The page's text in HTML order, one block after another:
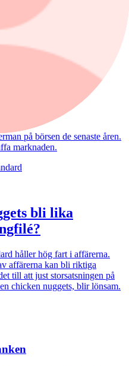
Lundin Minings ebitda var i
men under konsensus, medan
sikte?
på börsen de senaste åren.
marknaden.
bli lika
håller hög fart i affärerna.
affärerna kan bli riktiga
till att just storsatsningen på
chicken nuggets, blir lönsam.